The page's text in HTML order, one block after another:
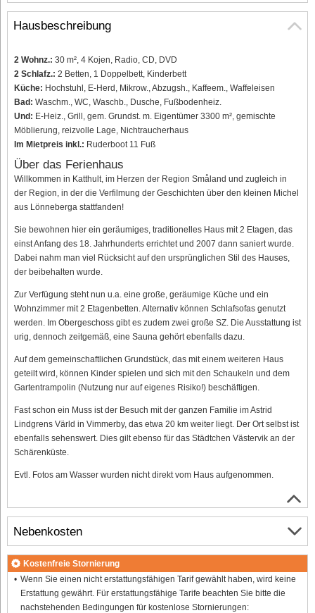
Hausbeschreibung
2 Wohnz.: 30 m², 4 Kojen, Radio, CD, DVD
2 Schlafz.: 2 Betten, 1 Doppelbett, Kinderbett
Küche: Hochstuhl, E-Herd, Mikrow., Abzugsh., Kaffeem., Waffeleisen
Bad: Waschm., WC, Waschb., Dusche, Fußbodenheiz.
Und: E-Heiz., Grill, gem. Grundst. m. Eigentümer 3300 m², gemischte
Möblierung, reizvolle Lage, Nichtraucherhaus
Im Mietpreis inkl.: Ruderboot 11 Fuß
Über das Ferienhaus
Willkommen in Katthult, im Herzen der Region Småland und zugleich in
der Region, in der die Verfilmung der Geschichten über den kleinen Michel
aus Lönneberga stattfanden!
Sie bewohnen hier ein geräumiges, traditionelles Haus mit 2 Etagen, das
einst Anfang des 18. Jahrhunderts errichtet und 2007 dann saniert wurde.
Dabei nahm man viel Rücksicht auf den ursprünglichen Stil des Hauses,
der beibehalten wurde.
Zur Verfügung steht nun u.a. eine große, geräumige Küche und ein
Wohnzimmer mit 2 Etagenbetten. Alternativ können Schlafsofas genutzt
werden. Im Obergeschoss gibt es zudem zwei große SZ. Die Ausstattung ist
urig, dennoch zeitgemäß, eine Sauna gehört ebenfalls dazu.
Auf dem gemeinschaftlichen Grundstück, das mit einem weiteren Haus
geteilt wird, können Kinder spielen und sich mit den Schaukeln und dem
Gartentrampolin (Nutzung nur auf eigenes Risiko!) beschäftigen.
Fast schon ein Muss ist der Besuch mit der ganzen Familie im Astrid
Lindgrens Värld in Vimmerby, das etwa 20 km weiter liegt. Der Ort selbst ist
ebenfalls sehenswert. Dies gilt ebenso für das Städtchen Västervik an der
Schärenküste.
Evtl. Fotos am Wasser wurden nicht direkt vom Haus aufgenommen.
Nebenkosten
Kostenfreie Stornierung
Wenn Sie einen nicht erstattungsfähigen Tarif gewählt haben, wird keine
Erstattung gewährt. Für erstattungsfähige Tarife beachten Sie bitte die
nachstehenden Bedingungen für kostenlose Stornierungen: